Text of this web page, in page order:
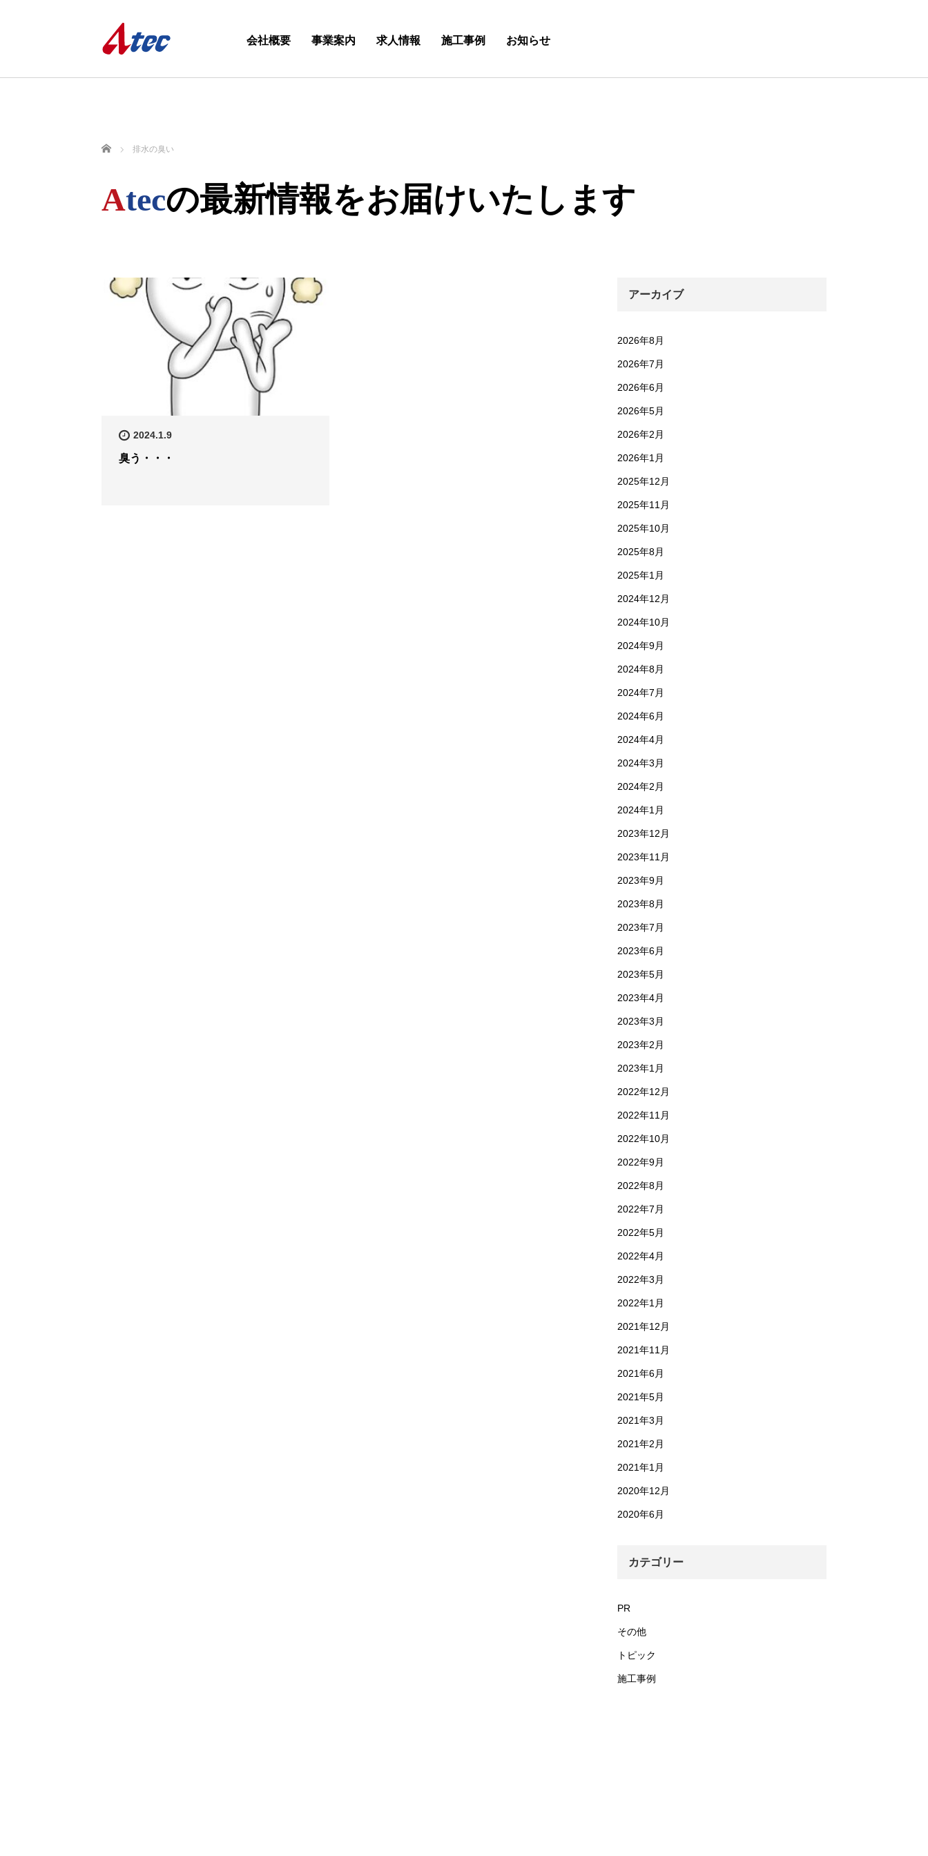
会社概要 事業案内 求人情報 施工事例 お知らせ
ホーム 排水の臭い
Atecの最新情報をお届けいたします
2024.1.9
臭う・・・
アーカイブ
2026年8月
2026年7月
2026年6月
2026年5月
2026年2月
2026年1月
2025年12月
2025年11月
2025年10月
2025年8月
2025年1月
2024年12月
2024年10月
2024年9月
2024年8月
2024年7月
2024年6月
2024年4月
2024年3月
2024年2月
2024年1月
2023年12月
2023年11月
2023年9月
2023年8月
2023年7月
2023年6月
2023年5月
2023年4月
2023年3月
2023年2月
2023年1月
2022年12月
2022年11月
2022年10月
2022年9月
2022年8月
2022年7月
2022年5月
2022年4月
2022年3月
2022年1月
2021年12月
2021年11月
2021年6月
2021年5月
2021年3月
2021年2月
2021年1月
2020年12月
2020年6月
カテゴリー
PR
その他
トピック
施工事例